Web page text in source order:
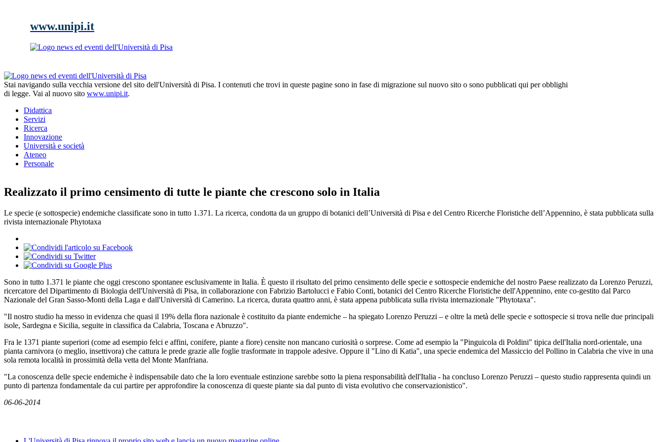
www.unipi.it
Stai navigando sulla vecchia versione del sito dell'Università di Pisa. I contenuti che trovi in queste pagine sono in fase di migrazione sul nuovo sito o sono pubblicati qui per obblighi
di legge. Vai al nuovo sito www.unipi.it.
Didattica
Servizi
Ricerca
Innovazione
Università e società
Ateneo
Personale
Realizzato il primo censimento di tutte le piante che crescono solo in Italia
Le specie (e sottospecie) endemiche classificate sono in tutto 1.371. La ricerca, condotta da un gruppo di botanici dell’Università di Pisa e del Centro Ricerche Floristiche dell’Appennino, è stata pubblicata sulla
rivista internazionale Phytotaxa
Sono in tutto 1.371 le piante che oggi crescono spontanee esclusivamente in Italia. È questo il risultato del primo censimento delle specie e sottospecie endemiche del nostro Paese realizzato da Lorenzo Peruzzi,
ricercatore del Dipartimento di Biologia dell'Università di Pisa, in collaborazione con Fabrizio Bartolucci e Fabio Conti, botanici del Centro Ricerche Floristiche dell'Appennino, ente co-gestito dal Parco
Nazionale del Gran Sasso-Monti della Laga e dall'Università di Camerino. La ricerca, durata quattro anni, è stata appena pubblicata sulla rivista internazionale "Phytotaxa".
"Il nostro studio ha messo in evidenza che quasi il 19% della flora nazionale è costituito da piante endemiche – ha spiegato Lorenzo Peruzzi – e oltre la metà delle specie e sottospecie si trova nelle due principali
isole, Sardegna e Sicilia, seguite in classifica da Calabria, Toscana e Abruzzo".
Fra le 1371 piante superiori (come ad esempio felci e affini, conifere, piante a fiore) censite non mancano curiosità o sorprese. Come ad esempio la "Pinguicola di Poldini" tipica dell'Italia nord-orientale, una
pianta carnivora (o meglio, insettivora) che cattura le prede grazie alle foglie trasformate in trappole adesive. Oppure il "Lino di Katia", una specie endemica del Massiccio del Pollino in Calabria che vive in una
sola remota località in prossimità della vetta del Monte Manfriana.
"La conoscenza delle specie endemiche è indispensabile dato che la loro eventuale estinzione sarebbe sotto la piena responsabilità dell'Italia - ha concluso Lorenzo Peruzzi – questo studio rappresenta quindi un
punto di partenza fondamentale da cui partire per approfondire la conoscenza di queste piante sia dal punto di vista evolutivo che conservazionistico".
06-06-2014